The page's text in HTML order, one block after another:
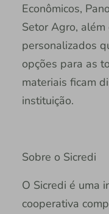
Econômicos,
Setor Agro,
personalizados
opções para as
materiais ficam
instituição.
Sobre o Sicredi
O Sicredi é uma
cooperativa